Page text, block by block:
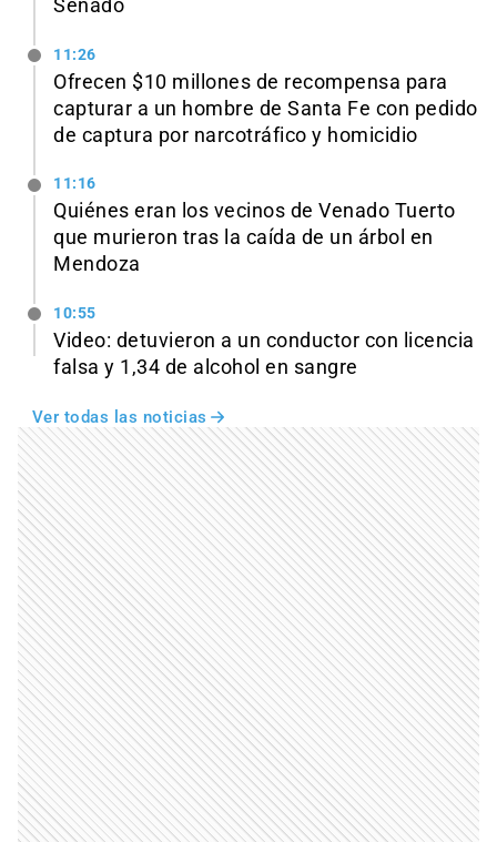
Senado
11:26
Ofrecen $10 millones de recompensa para
capturar a un hombre de Santa Fe con pedido
de captura por narcotráfico y homicidio
11:16
Quiénes eran los vecinos de Venado Tuerto
que murieron tras la caída de un árbol en
Mendoza
10:55
Video: detuvieron a un conductor con licencia
falsa y 1,34 de alcohol en sangre
Ver todas las noticias